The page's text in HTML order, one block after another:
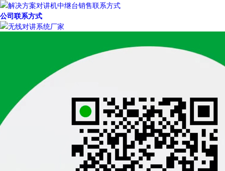
公司联系方式